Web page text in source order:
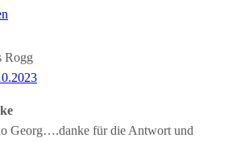
Rogg
Georg….danke für die Antwort und